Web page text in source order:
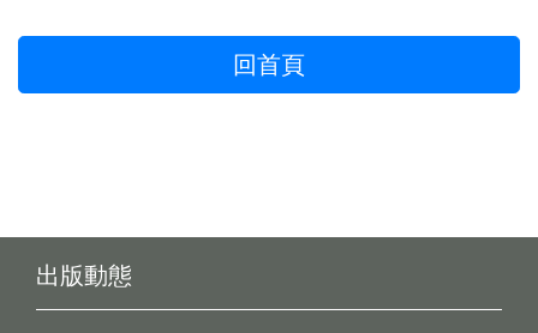
回首頁
出版動態